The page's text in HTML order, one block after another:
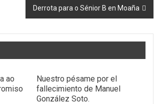
Derrota para o Sénior B en Moaña
ao
Nuestro pésame por el
fallecimiento de Manuel
González Soto.